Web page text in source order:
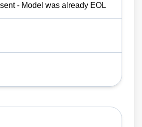
- Model was already EOL